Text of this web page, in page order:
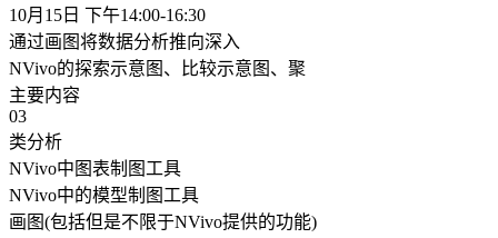
10月15日 下午14:00-16:30
通过画图将数据分析推向深入
NVivo的探索示意图、比较示意图、聚
主要内容
03
类分析
NVivo中图表制图工具
NVivo中的模型制图工具
画图(包括但是不限于NVivo提供的功能)